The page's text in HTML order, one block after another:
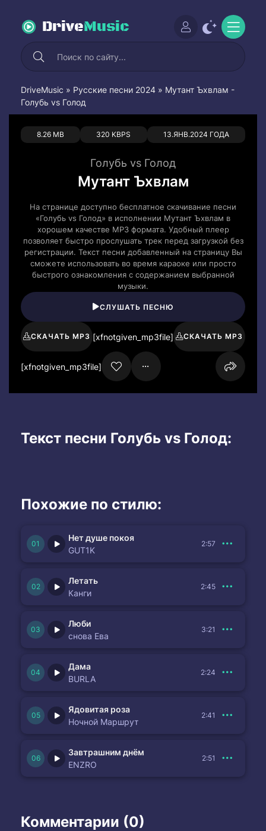
DriveMusic
DriveMusic » Русские песни 2024 » Мутант Ъхвлам -
Голубь vs Голод
8.26 MB 320 KBPS 13.ЯНВ.2024 ГОДА
0 0
Голубь vs Голод
Мутант Ъхвлам
На странице доступно бесплатное скачивание песни
«Голубь vs Голод» в исполнении Мутант Ъхвлам в
хорошем качестве MP3 формата. Удобный плеер
позволяет быстро прослушать трек перед загрузкой без
регистрации. Текст песни добавленный на страницу Вы
сможете использовать во время караоке или просто
быстрого ознакомления с содержанием выбранной
музыки.
СЛУШАТЬ ПЕСНЮ
СКАЧАТЬ MP3 [xfnotgiven_mp3file] СКАЧАТЬ MP3
[xfnotgiven_mp3file]
Текст песни Голубь vs Голод:
Похожие по стилю:
Нет душе покоя
GUT1K
2:57
Летать
Канги
2:45
Люби
снова Ева
3:21
Дама
BURLA
2:24
Ядовитая роза
Ночной Маршрут
2:41
Завтрашним днём
ENZRO
2:51
Комментарии (0)